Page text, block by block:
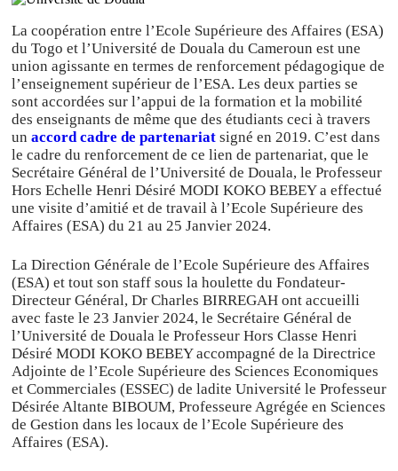
La coopération entre l’Ecole Supérieure des Affaires (ESA)
du Togo et l’Université de Douala du Cameroun est une
union agissante en termes de renforcement pédagogique de
l’enseignement supérieur de l’ESA. Les deux parties se
sont accordées sur l’appui de la formation et la mobilité
des enseignants de même que des étudiants ceci à travers
un accord cadre de partenariat signé en 2019. C’est dans
le cadre du renforcement de ce lien de partenariat, que le
Secrétaire Général de l’Université de Douala, le Professeur
Hors Echelle Henri Désiré MODI KOKO BEBEY a effectué
une visite d’amitié et de travail à l’Ecole Supérieure des
Affaires (ESA) du 21 au 25 Janvier 2024.
La Direction Générale de l’Ecole Supérieure des Affaires
(ESA) et tout son staff sous la houlette du Fondateur-
Directeur Général, Dr Charles BIRREGAH ont accueilli
avec faste le 23 Janvier 2024, le Secrétaire Général de
l’Université de Douala le Professeur Hors Classe Henri
Désiré MODI KOKO BEBEY accompagné de la Directrice
Adjointe de l’Ecole Supérieure des Sciences Economiques
et Commerciales (ESSEC) de ladite Université le Professeur
Désirée Altante BIBOUM, Professeure Agrégée en Sciences
de Gestion dans les locaux de l’Ecole Supérieure des
Affaires (ESA).